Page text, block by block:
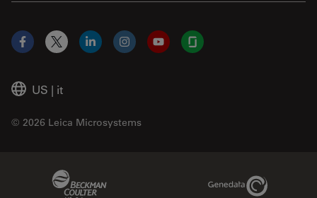
US | it
© 2026 Leica Microsystems
Facebook
X LinkedInInstagramYouTubeGlassdoor
Genedata Link